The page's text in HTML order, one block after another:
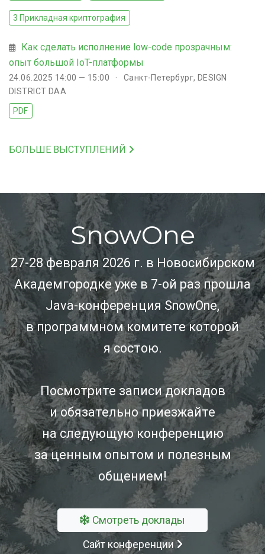
3 Прикладная криптография
Как сделать исполнение low-code прозрачным:
опыт большой IoT-платформы
24.06.2025 14:00 — 15:00
Санкт-Петербург, DESIGN
DISTRICT DAA
PDF
БОЛЬШЕ ВЫСТУПЛЕНИЙ
SnowOne
27-28 февраля 2026 г. в Новосибирском
Академгородке уже в 7-ой раз прошла
Java-конференция SnowOne,
в программном комитете которой
я состою.
Посмотрите записи докладов
и обязательно приезжайте
на следующую конференцию
за ценным опытом и полезным
общением!
Смотреть доклады
Сайт конференции